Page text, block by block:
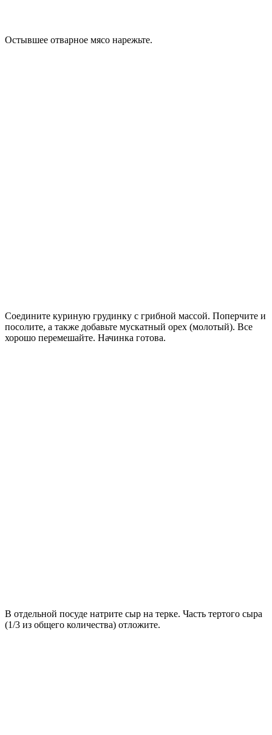
Остывшее отварное мясо нарежьте.
Соедините куриную грудинку с грибной массой. Поперчите и
посолите, а также добавьте мускатный орех (молотый). Все
хорошо перемешайте. Начинка готова.
В отдельной посуде натрите сыр на терке. Часть тертого сыра
(1/3 из общего количества) отложите.